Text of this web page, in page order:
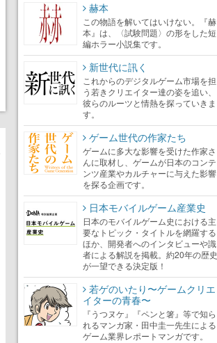
赫本
この物語を解いてはいけない。『赫
本』は、〈試験問題〉の形をした短
編ホラー小説集です。
新世代に訊く
これからのデジタルゲーム市場を担
う若きクリエイター達の姿を追い、
彼らのルーツと情熱を探っていきま
す。
ゲーム世代の作家たち
ゲームに多大な影響を受けた作家さ
んに取材し、ゲームが日本のコンテ
ンツ産業やカルチャーに与えた影響
を探る企画です。
日本モバイルゲーム産業史
日本のモバイルゲーム史における主
要なトピック・タイトルを網羅する
ほか、開発者へのインタビューや識
者による解説を掲載。約20年の歴史
が一望できる決定版！
若ゲのいたり〜ゲームクリエ
イターの青春〜
『うつヌケ』『ペンと箸』等で知ら
れるマンガ家・田中圭一先生による
ゲーム業界レポートマンガです。